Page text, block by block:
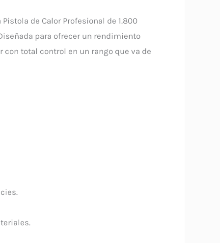
de Calor Profesional de 1.800
para ofrecer un rendimiento
total control en un rango que va de